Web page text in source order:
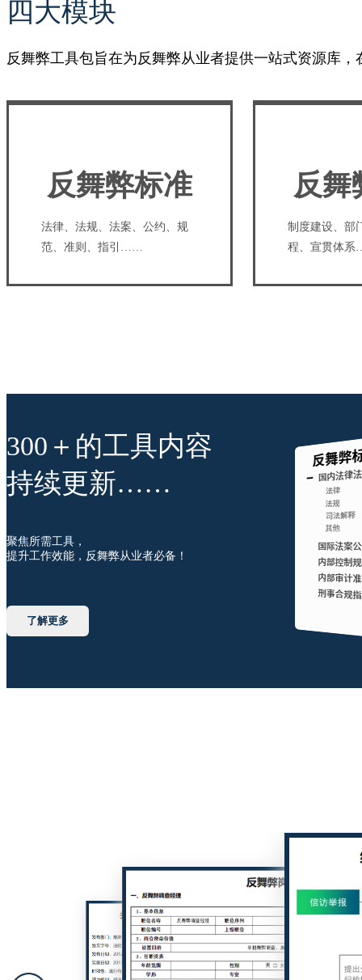
四大模块
反舞弊工具包旨在为反舞弊从业者提供一站式资源库
反舞弊标准
法律、法规、法案、公约、规
范、准则、指引……
反舞
制度建设、部
程、宣贯体
300＋的工具内容
持续更新……
聚焦所需工具，
提升工作效能，反舞弊从业者必备！
了解更多